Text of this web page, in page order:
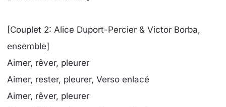
[Couplet 2: Alice Duport-Percier & Victor Borba,
ensemble]
Aimer, rêver, pleurer
Aimer, rester, pleurer, Verso enlacé
Aimer, rêver, pleurer